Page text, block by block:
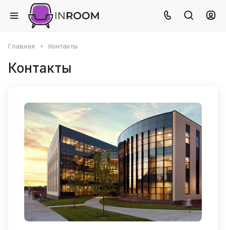
Главная Контакты
Контакты